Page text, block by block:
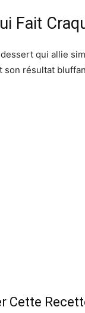
Fait
qui allie
résultat
Cette